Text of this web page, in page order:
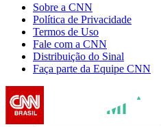
Sobre a CNN
Política de Privacidade
Termos de Uso
Fale com a CNN
Distribuição do Sinal
Faça parte da Equipe CNN